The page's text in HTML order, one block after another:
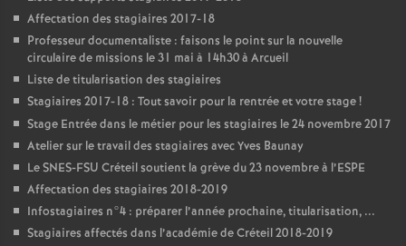
Affectation des stagiaires 2017-18
Professeur documentaliste : faisons le point sur la nouvelle
circulaire de missions le 31 mai à 14h30 à Arcueil
Liste de titularisation des stagiaires
Stagiaires 2017-18 : Tout savoir pour la rentrée et votre stage!
Stage Entrée dans le métier pour les stagiaires le 24 novembre 2017
Atelier sur le travail des stagiaires avec Yves Baunay
LeSNES-FSU Créteil soutient la grève du 23 novembre à l’ESPE
Affectation des stagiaires 2018-2019
Infostagiaires n°4 : préparer l’année prochaine, titularisation, ...
Stagiaires affectés dans l’académie de Créteil 2018-2019